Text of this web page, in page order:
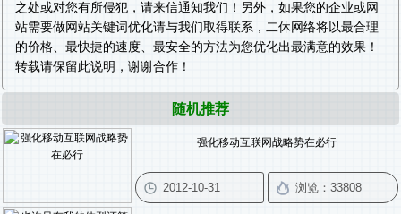
之处或对您有所侵犯，请来信通知我们！另外，如果您的企业或网
站需要做网站关键词优化请与我们取得联系，二休网络将以最合理
的价格、最快捷的速度、最安全的方法为您优化出最满意的效果！
转载请保留此说明，谢谢合作！
随机推荐
强化移动互联网战略势在必行